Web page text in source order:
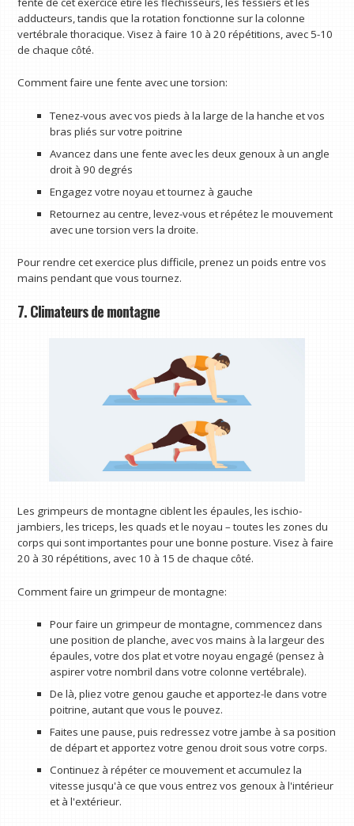
adducteurs, tandis que la rotation fonctionne sur la colonne
vertébrale thoracique. Visez à faire 10 à 20 répétitions, avec 5-10
de chaque côté.
Comment faire une fente avec une torsion:
Tenez-vous avec vos pieds à la large de la hanche et vos
bras pliés sur votre poitrine
Avancez dans une fente avec les deux genoux à un angle
droit à 90 degrés
Engagez votre noyau et tournez à gauche
Retournez au centre, levez-vous et répétez le mouvement
avec une torsion vers la droite.
Pour rendre cet exercice plus difficile, prenez un poids entre vos
mains pendant que vous tournez.
7. Climateurs de montagne
Les grimpeurs de montagne ciblent les épaules, les ischio-
jambiers, les triceps, les quads et le noyau – toutes les zones du
corps qui sont importantes pour une bonne posture. Visez à faire
20 à 30 répétitions, avec 10 à 15 de chaque côté.
Comment faire un grimpeur de montagne:
Pour faire un grimpeur de montagne, commencez dans
une position de planche, avec vos mains à la largeur des
épaules, votre dos plat et votre noyau engagé (pensez à
aspirer votre nombril dans votre colonne vertébrale).
De là, pliez votre genou gauche et apportez-le dans votre
poitrine, autant que vous le pouvez.
Faites une pause, puis redressez votre jambe à sa position
de départ et apportez votre genou droit sous votre corps.
Continuez à répéter ce mouvement et accumulez la
vitesse jusqu'à ce que vous entrez vos genoux à l'intérieur
et à l'extérieur.